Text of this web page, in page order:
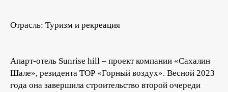
Отрасль: Туризм и рекреация
Апарт-отель Sunrise hill – проект компании «Сахалин
Шале», резидента ТОР «Горный воздух». Весной 2023
года она завершила строительство второй очереди